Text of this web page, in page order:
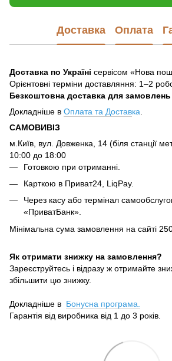
Доставка Оплата
Доставка по Україні сервісом «Нова
Орієнтовні терміни доставляння: 1–2
Безкоштовна доставка для замовлень
Докладніше в Оплата та Доставка
САМОВИВІЗ
м.Київ, вул. Довженка, 14 (біля станції
10:00 до 18:00
Готовкою при отриманні.
Карткою в Приват24, LiqPay.
Через касу або термінал
«ПриватБанк».
Мінімальна сума замовлення на сайті
Як отримати знижку на замовлення?
Зареєструйтесь і відразу ж отримайте
збільшити цю знижку.
Докладніше в Бонусна програма.
Гарантія від виробника від 1 до 3 років.